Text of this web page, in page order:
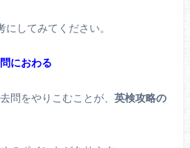
してみてください。
におわる
問をやりこむことが、 英検攻略の